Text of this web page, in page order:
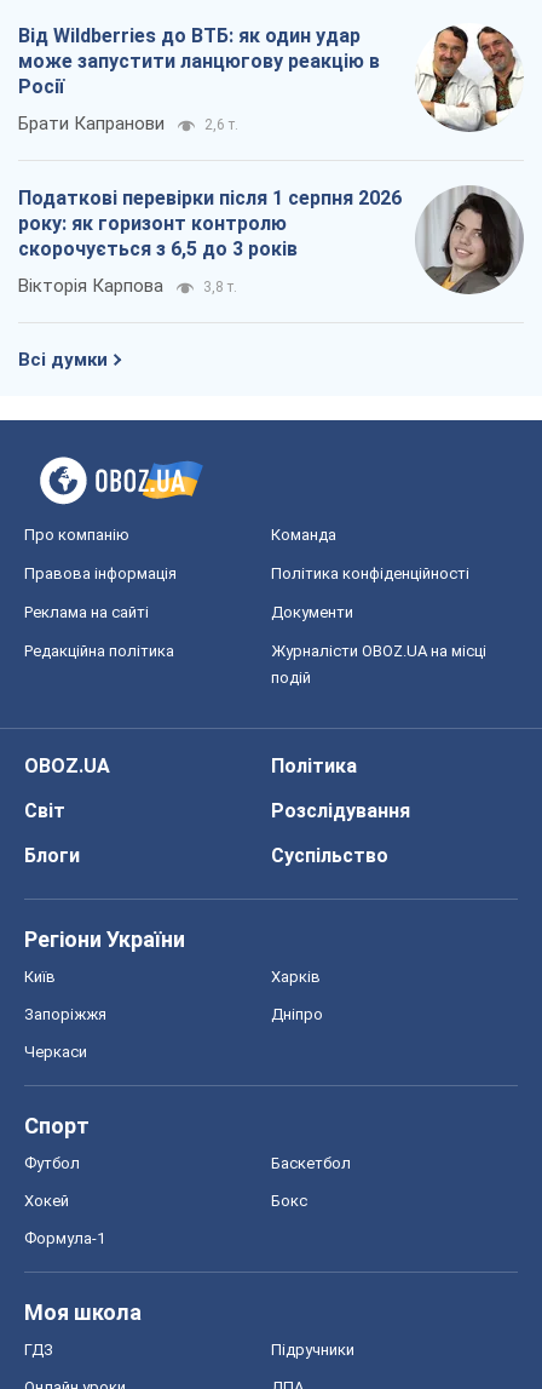
Від Wildberries до ВТБ: як один удар
може запустити ланцюгову реакцію в
Росії
Брати Капранови 2,6 т.
Податкові перевірки після 1 серпня 2026
року: як горизонт контролю
скорочується з 6,5 до 3 років
Вікторія Карпова 3,8 т.
Всі думки
Про компанію Команда
Правова інформація Політика конфіденційності
Реклама на сайті Документи
Редакційна політика
Журналісти OBOZ.UA на місці
подій
OBOZ.UA
Політика
Світ
Розслідування
Блоги
Суспільство
Регіони України
Київ Харків
Запоріжжя Дніпро
Черкаси
Спорт
Футбол Баскетбол
Хокей Бокс
Формула-1
Моя школа
ГДЗ Підручники